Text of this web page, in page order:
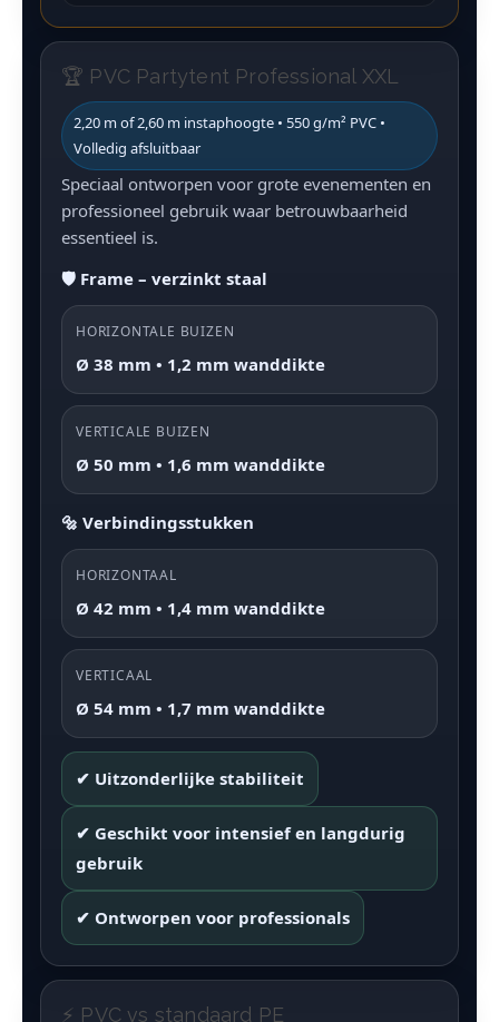
🏆 PVC Partytent Professional XXL
2,20 m of 2,60 m instaphoogte • 550 g/m² PVC •
Volledig afsluitbaar
Speciaal ontworpen voor grote evenementen en
professioneel gebruik waar betrouwbaarheid
essentieel is.
🛡 Frame – verzinkt staal
HORIZONTALE BUIZEN
Ø 38 mm • 1,2 mm wanddikte
VERTICALE BUIZEN
Ø 50 mm • 1,6 mm wanddikte
🔩 Verbindingsstukken
HORIZONTAAL
Ø 42 mm • 1,4 mm wanddikte
VERTICAAL
Ø 54 mm • 1,7 mm wanddikte
✔ Uitzonderlijke stabiliteit
✔ Geschikt voor intensief en langdurig
gebruik
✔ Ontworpen voor professionals
⚡ PVC vs standaard PE